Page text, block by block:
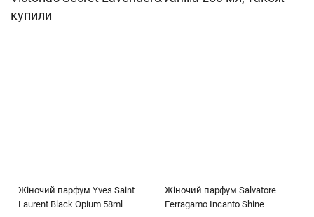
купили
Жіночий парфум Yves Saint
Laurent Black Opium 58ml
Жіночий парфум Salvatore
Ferragamo Incanto Shine